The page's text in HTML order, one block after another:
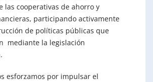
las cooperativas de ahorro y
participando activamente
de políticas públicas que
mediante la legislación
esforzamos por impulsar el